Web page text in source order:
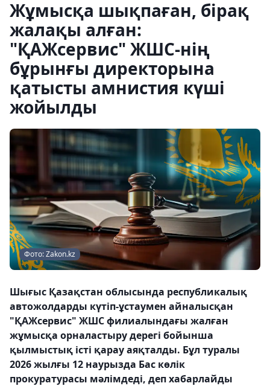
Жұмысқа шықпаған, бірақ
жалақы алған:
"ҚАЖсервис" ЖШС-нің
бұрынғы директорына
қатысты амнистия күші
жойылды
Фото: Zakon.kz
Шығыс Қазақстан облысында республикалық
автожолдарды күтіп-ұстаумен айналысқан
"ҚАЖсервис" ЖШС филиалындағы жалған
жұмысқа орналастыру дерегі бойынша
қылмыстық істі қарау аяқталды. Бұл туралы
2026 жылғы 12 наурызда Бас көлік
прокуратурасы мәлімдеді, деп хабарлайды